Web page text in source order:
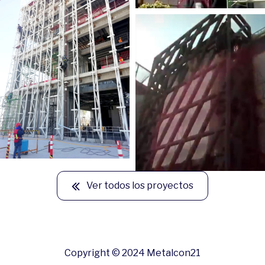
Ver todos los proyectos
Copyright © 2024 Metalcon21